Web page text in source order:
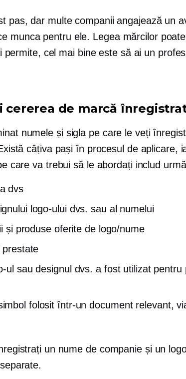
pas, dar multe companii angajează un
munca pentru ele. Legea mărcilor
permite, cel mai bine este să ai un
cererea de marcă
numele și sigla pe care le veți
câțiva pași în procesul de aplicare,
care va trebui să le abordați includ
dvs
logo-ului dvs. sau al numelui
și produse oferite de logo/nume
prestate
ul sau designul dvs. a fost utilizat pentru
folosit într-un document relevant,
un nume de companie și un